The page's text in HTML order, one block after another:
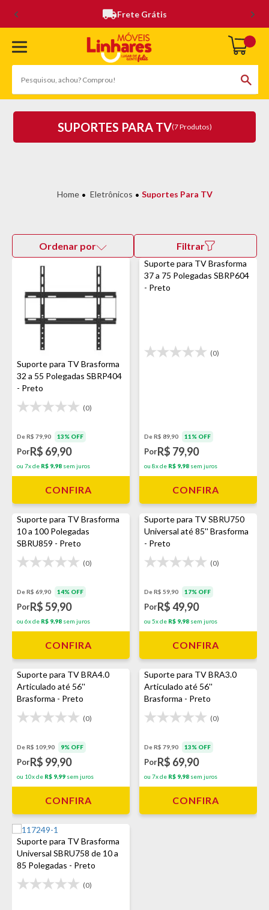
Frete Grátis
SUPORTES PARA TV(7 Produtos)
Eletrônicos Suportes Para TV
Ordenar por Filtrar
Suporte para TV Brasforma
32 a 55 Polegadas SBRP404
- Preto
(0)
De R$ 79,90 13% OFF
PorR$ 69,90
ou 7x de R$ 9,98 sem juros
CONFIRA
Suporte para TV Brasforma
37 a 75 Polegadas SBRP604
- Preto
(0)
De R$ 89,90 11% OFF
PorR$ 79,90
ou 8x de R$ 9,98 sem juros
CONFIRA
Suporte para TV Brasforma
10 a 100 Polegadas
SBRU859 - Preto
(0)
De R$ 69,90 14% OFF
PorR$ 59,90
ou 6x de R$ 9,98 sem juros
CONFIRA
Suporte para TV SBRU750
Universal até 85'' Brasforma
- Preto
(0)
De R$ 59,90 17% OFF
PorR$ 49,90
ou 5x de R$ 9,98 sem juros
CONFIRA
Suporte para TV BRA4.0
Articulado até 56''
Brasforma - Preto
(0)
De R$ 109,90 9% OFF
PorR$ 99,90
ou 10x de R$ 9,99 sem juros
CONFIRA
Suporte para TV BRA3.0
Articulado até 56''
Brasforma - Preto
(0)
De R$ 79,90 13% OFF
PorR$ 69,90
ou 7x de R$ 9,98 sem juros
CONFIRA
Suporte para TV Brasforma
Universal SBRU758 de 10 a
85 Polegadas - Preto
(0)